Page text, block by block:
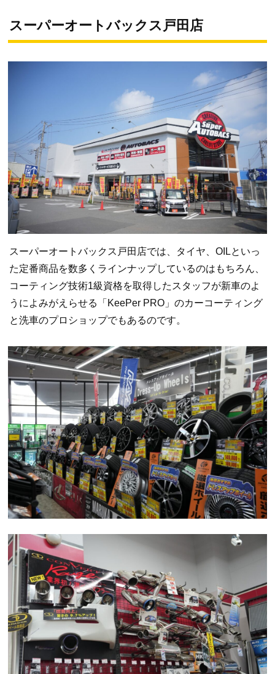
スーパーオートバックス戸田店
スーパーオートバックス戸田店では、タイヤ、OILといっ
た定番商品を数多くラインナップしているのはもちろん、
コーティング技術1級資格を取得したスタッフが新車のよ
うによみがえらせる「KeePer PRO」のカーコーティング
と洗車のプロショップでもあるのです。